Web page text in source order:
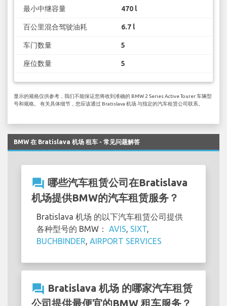
最小中继容量 470 l
百公里混合驾驶油耗 6.7 l
车门数量 5
座位数量 5
显示的规格仅供参考，我们不能保证您将收到准确的 BMW 2 Series Active Tourer 车辆型
号和规格。 有关具体细节，您应该通过 Bratislava 机场 与指定的汽车租赁公司联系。
BMW 在 Bratislava 机场 租车 - 常见问题解答
question_answer 哪些汽车租赁公司在Bratislava
机场提供BMW的汽车租赁服务？
Bratislava 机场 的以下汽车租赁公司提供
各种型号的 BMW： AVIS, SIXT,
BUCHBINDER, AIRPORT SERVICES
question_answer Bratislava 机场 的哪家汽车租赁
公司提供最便宜的BMW 租车服务？